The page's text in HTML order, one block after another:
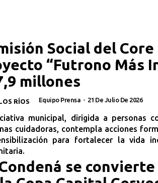
Social del
“Futrono Más
millones
RÍOS Equipo Prensa - 21 De Julio De 2026
municipal, dirigida a personas
cuidadoras, contempla acciones
para fortalecer la vida
se